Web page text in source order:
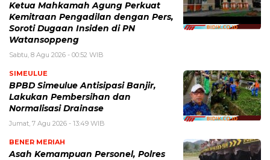
Ketua Mahkamah Agung Perkuat
Kemitraan Pengadilan dengan Pers,
Soroti Dugaan Insiden di PN
Watansoppeng
Sabtu, 8 Agu 2026 - 00:52 WIB
SIMEULUE
BPBD Simeulue Antisipasi Banjir,
Lakukan Pembersihan dan
Normalisasi Drainase
Jumat, 7 Agu 2026 - 13:49 WIB
BENER MERIAH
Asah Kemampuan Personel, Polres